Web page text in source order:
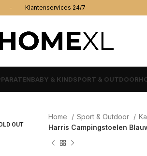
- Klantenservices 24/7
BABY & KINDSPORT & OUTDOOR
OUT
Home Sport & Outdoor
Harris Campingstoelen